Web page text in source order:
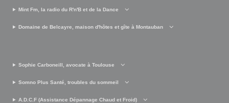
Mint Fm, la radio du R'n'B et de la Dance
Domaine de Belcayre, maison d'hôtes et gîte à Montauban
Sophie Carboneill, avocate à Toulouse
Somno Plus Santé, troubles du sommeil
A.D.C.F (Assistance Dépannage Chaud et Froid)